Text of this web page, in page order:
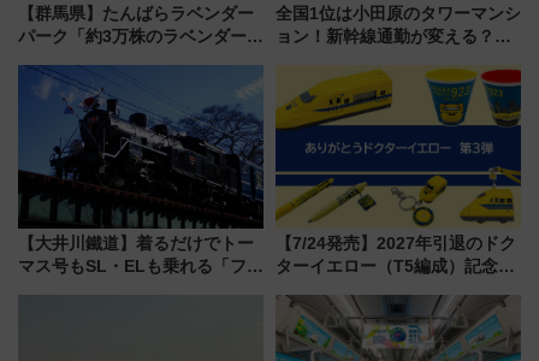
【群馬県】たんばらラベンダー
パーク「約3万株のラベンダー」
で都心から約1時間半で夏の絶景
全国1位は小田原のタワーマンシ
ョン！新幹線通勤が変える？
【新築マンション人気ランキン
グ】
【大井川鐵道】着るだけでトー
マス号もSL・ELも乗れる「フリ
【7/24発売】2027年引退のドク
ターイエロー（T5編成）記念グ
送の目覚まし時計など通販・販
売店舗まとめ